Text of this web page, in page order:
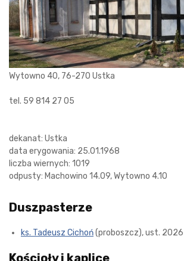
Wytowno 40, 76-270 Ustka
tel. 59 814 27 05
dekanat: Ustka
data erygowania: 25.01.1968
liczba wiernych: 1019
odpusty: Machowino 14.09, Wytowno 4.10
Duszpasterze
ks. Tadeusz Cichoń(proboszcz), ust.
Kościoły i kaplice